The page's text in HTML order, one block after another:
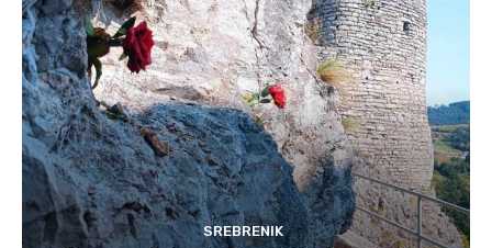
SREBRENIK